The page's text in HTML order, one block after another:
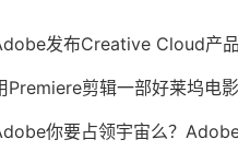
发布Creative Cloud产
Premiere剪辑一部好莱坞电
你要占领宇宙么？